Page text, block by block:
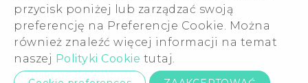
przycisk poniżej lub zarządzać swoją
preferencję na Preferencje Cookie. Można
również znaleźć więcej informacji na temat
naszej Polityki Cookie tutaj.
Cookie Preferences
Kariera
Security and Privacy Whitepaper
© 2011-2026 HTC Corporation
Warunki prawne
Kontakt ds. prywatności:Global-Privacy@htc.com